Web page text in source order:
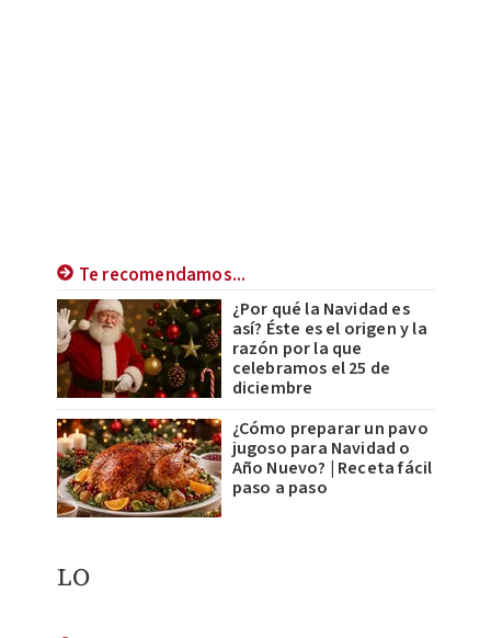
Te recomendamos...
¿Por qué la Navidad es
así? Éste es el origen y la
razón por la que
celebramos el 25 de
diciembre
¿Cómo preparar un pavo
jugoso para Navidad o
Año Nuevo? | Receta fácil
paso a paso
LO